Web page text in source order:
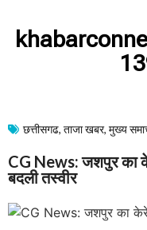
छत्तीसगढ, ताजा खबर, मुख्य
CG News: जशपुर का
बदली तस्वीर